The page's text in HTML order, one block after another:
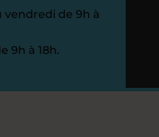
vendredi de 9h à
9h à 18h.